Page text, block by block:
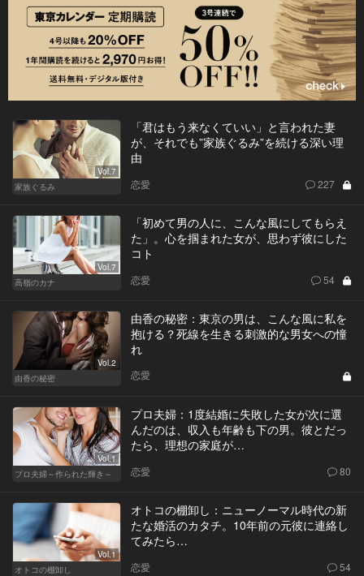
Vol.7
家族ぐるみ
「君はもう来なくていい」と言われた妻
が、それでも”家族ぐるみ”を続ける深い理
由
恋愛 227
Vol.7
高嶺のカナ
「初めて男の人に、こんな風にしてもらえ
た」。心を掴まれた女が、思わず彼にした
コト
恋愛 54
Vol.2
由香の秘密
由香の秘密：東京の男は、こんな風に私を
抱ける？死線を生きる刺激的な男女への憧
れ
恋愛
Vol.1
プロ夫婦～作られた輝き～
プロ夫婦：1度結婚に失敗した女が次に選
んだのは、収入も年齢も下の男。彼とだっ
たら、理想の家庭が…
恋愛 80
Vol.1
オトコの棚卸し
オトコの棚卸し：ニューノーマル時代の新
たな婚活のカタチ。10年前の元彼に連絡し
てみたら…
恋愛 54